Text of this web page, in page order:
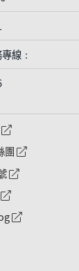
線：
外網連結符號
團 外網連結符號
外網連結符號
外網連結符號
外網連結符號